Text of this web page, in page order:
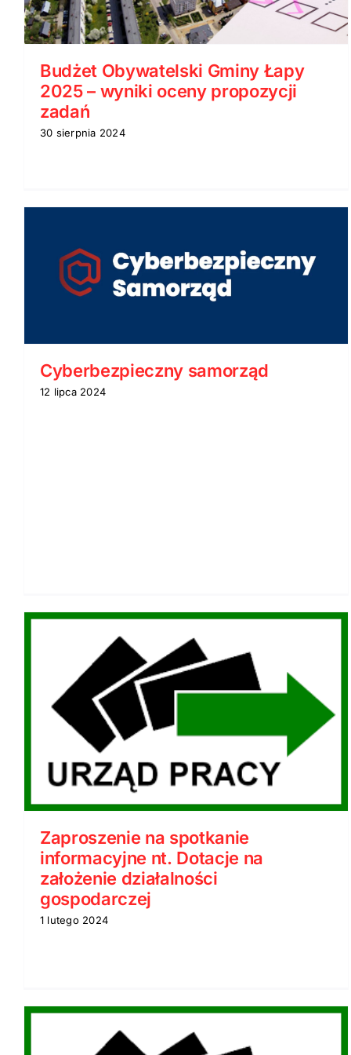
Budżet Obywatelski Gminy Łapy
2025 – wyniki oceny propozycji
zadań
30 sierpnia 2024
Cyberbezpieczny samorząd
12 lipca 2024
14 propozycji zadań
Obywatelskiego Gminy Łapy
2025
Zaproszenie na spotkanie
informacyjne nt. Dotacje na
założenie działalności
gospodarczej
1 lutego 2024
Dyżur Specjalisty ds.
Funduszy Europejskich